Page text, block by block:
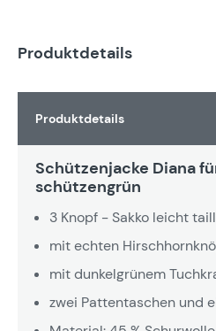
Produktdetails
Produktdetails
Schützenjacke Diana
schützengrün
3 Knopf - Sakko leicht
mit echten
mit dunkelgrünem
zwei Pattentaschen und